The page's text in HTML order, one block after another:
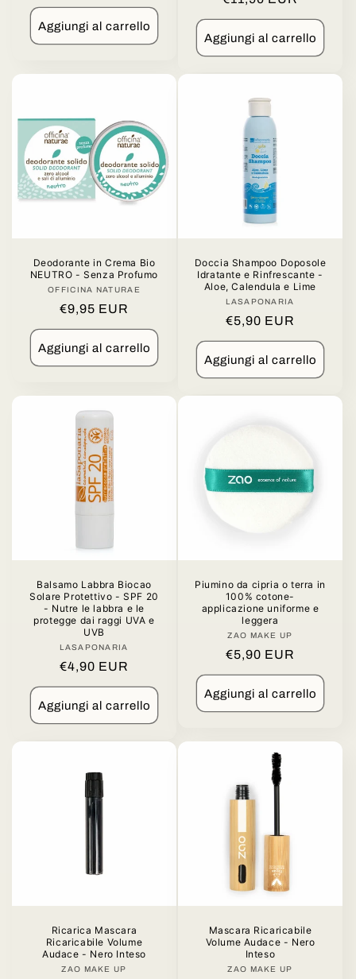
di
listino
Aggiungi al carrello
di
listino
Aggiungi al carrello
Deodorante in Crema Bio
NEUTRO - Senza Profumo
Produttore:
OFFICINA NATURAE
Prezzo
di
listino
€9,95 EUR
Aggiungi al carrello
Doccia Shampoo Doposole
Idratante e Rinfrescante -
Aloe, Calendula e Lime
Produttore:
LASAPONARIA
Prezzo
di
listino
€5,90 EUR
Aggiungi al carrello
Balsamo Labbra Biocao
Solare Protettivo - SPF 20
- Nutre le labbra e le
protegge dai raggi UVA e
UVB
Produttore:
LASAPONARIA
Prezzo
di
listino
€4,90 EUR
Aggiungi al carrello
Piumino da cipria o terra in
100% cotone-
applicazione uniforme e
leggera
Produttore:
ZAO MAKE UP
Prezzo
di
listino
€5,90 EUR
Aggiungi al carrello
Ricarica Mascara
Ricaricabile Volume
Audace - Nero Inteso
Produttore:
ZAO MAKE UP
Mascara Ricaricabile
Volume Audace - Nero
Inteso
Produttore:
ZAO MAKE UP